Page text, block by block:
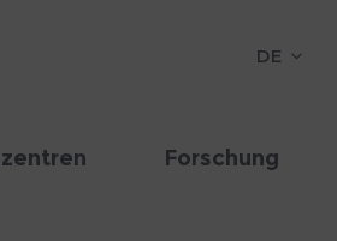
DE
Forschung